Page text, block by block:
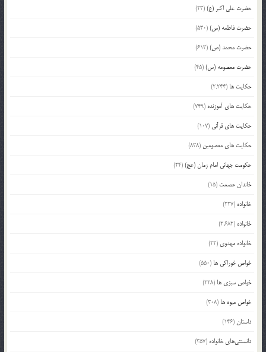
حضرت علی اکبر (ع)(23)
حضرت فاطمه (س)(530)
حضرت محمد (ص)(613)
حضرت معصومه (س)(45)
حکایت ها (2,244)
حکایت های آموزنده (749)
حکایت های قرآنی (107)
حکایت های معصومین (838)
حکومت جهانی امام زمان (عج)(24)
خاندان عصمت (15)
خانواده (227)
خانواده (2,682)
خانواده مهدوی (22)
خواص خوراکی ها (550)
خواص سبزی ها (228)
خواص میوه ها (308)
داستان(146)
دانستنی‌های خانواده (357)